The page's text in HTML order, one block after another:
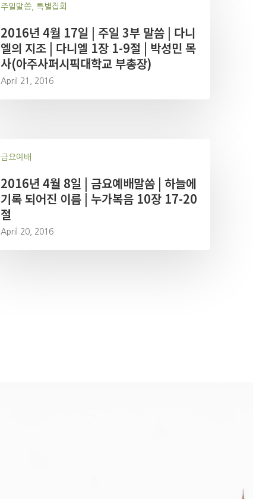
주일말씀, 특별집회
2016년 4월 17일 | 주일 3부 말씀 | 다니
엘의 지조 | 다니엘 1장 1-9절 | 박성민 목
사(아주사퍼시픽대학교 부총장)
April 21, 2016
금요예배
2016년 4월 8일 | 금요예배말씀 | 하늘에
기록 되어진 이름 | 누가복음 10장 17-20
절
April 20, 2016